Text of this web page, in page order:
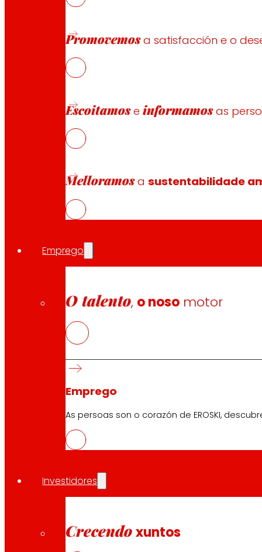
Promovemosa satisfacción e o
Escoitamoseinformamosas
Melloramosasustentabilidade
Emprego
O talento, o noso motor
Emprego
As persoas son o corazón de EROSKI,
Investidores
Crecendo xuntos
Financiamento e patrocinio
Proxecto cofinanciado por:
Atención ao cliente:
EROSKI Corporativo
Quen somos
Emprego
Investidores
Buscador de tendas